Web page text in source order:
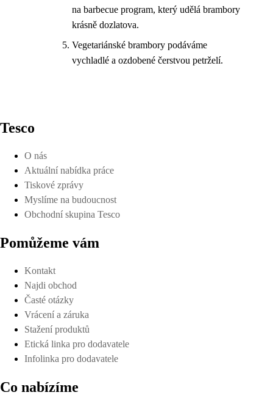
na barbecue program, který udělá brambory
krásně dozlatova.
Vegetariánské brambory podáváme
vychladlé a ozdobené čerstvou petrželí.
Tesco
O nás
Aktuální nabídka práce
Tiskové zprávy
Myslíme na budoucnost
Obchodní skupina Tesco
Pomůžeme vám
Kontakt
Najdi obchod
Časté otázky
Vrácení a záruka
Stažení produktů
Etická linka pro dodavatele
Infolinka pro dodavatele
Co nabízíme